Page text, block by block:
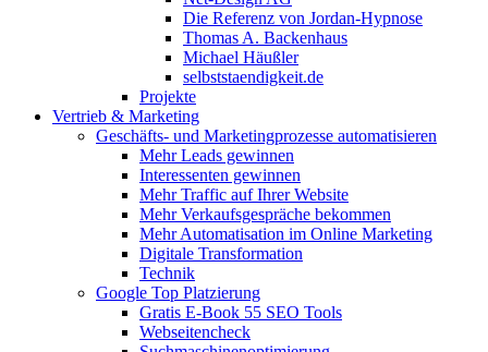
Die Referenz von Jordan-Hypnose
Thomas A. Backenhaus
Michael Häußler
selbststaendigkeit.de
Projekte
Vertrieb & Marketing
Geschäfts- und Marketingprozesse automatisieren
Mehr Leads gewinnen
Interessenten gewinnen
Mehr Traffic auf Ihrer Website
Mehr Verkaufsgespräche bekommen
Mehr Automatisation im Online Marketing
Digitale Transformation
Technik
Google Top Platzierung
Gratis E-Book 55 SEO Tools
Webseitencheck